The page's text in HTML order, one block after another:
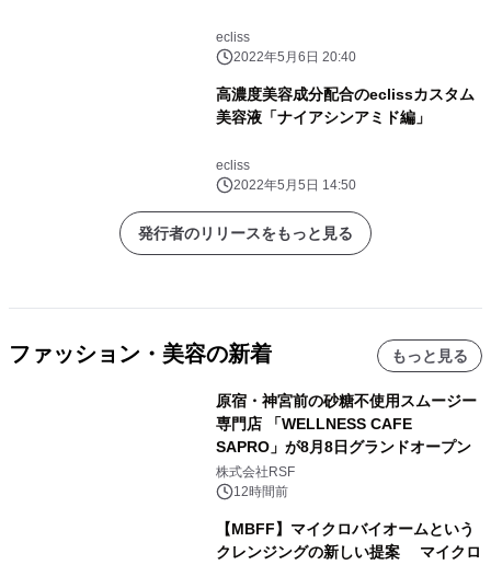
ecliss
2022年5月6日 20:40
高濃度美容成分配合のeclissカスタム
美容液「ナイアシンアミド編」
ecliss
2022年5月5日 14:50
発行者のリリースをもっと見る
ファッション・美容の新着 もっと見る
原宿・神宮前の砂糖不使用スムージー
専門店 「WELLNESS CAFE
SAPRO」が8月8日グランドオープン
株式会社RSF
12時間前
【MBFF】マイクロバイオームという
クレンジングの新しい提案 マイクロ